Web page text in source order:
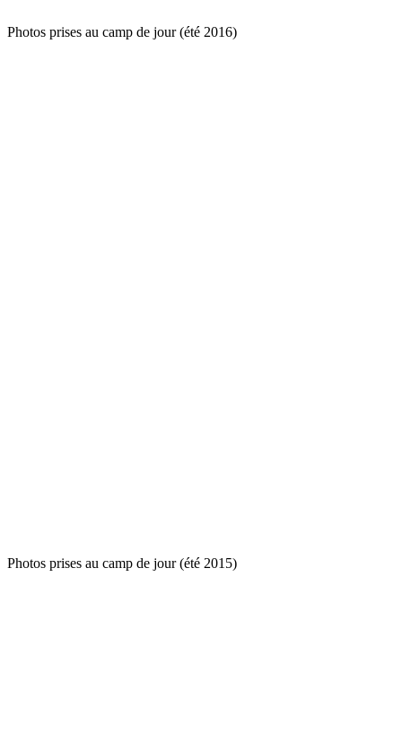
Photos prises au camp de jour (été 2016)
Photos prises au camp de jour (été 2015)